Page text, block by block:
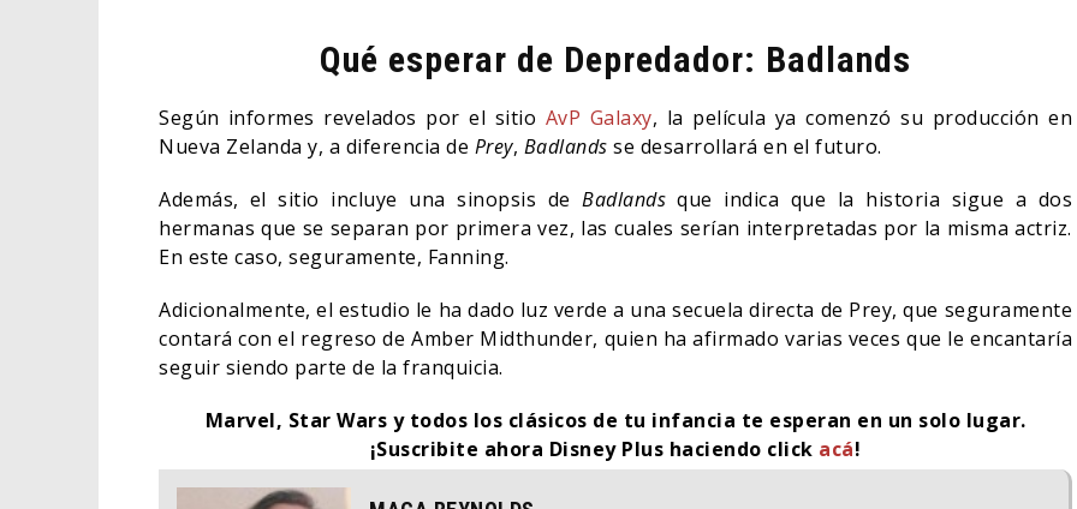
Qué esperar de Depredador: Badlands
Según informes revelados por el sitio AvP Galaxy, la película ya comenzó su producción en
Nueva Zelanda y, a diferencia de Prey, Badlands se desarrollará en el futuro.
Además, el sitio incluye una sinopsis deBadlandsque indica que la historia sigue a dos
hermanas que se separan por primera vez, las cuales serían interpretadas por la misma actriz.
En este caso, seguramente, Fanning.
Adicionalmente, el estudio le ha dado luz verde a una secuela directa de Prey, que seguramente
contará con el regreso de Amber Midthunder, quien ha afirmado varias veces que le encantaría
seguir siendo parte de la franquicia.
Marvel, Star Wars y todos los clásicos de tu infancia te esperan en un solo lugar.
¡Suscribite ahora Disney Plus haciendo click acá!